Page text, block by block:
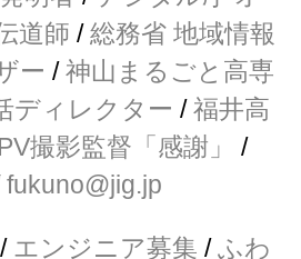
道師 /総務省 地域情報
ー /神山まるごと高専
ディレクター /福井高
PV撮影監督「感謝」
/
fukuno@jig.jp
/ エンジニア募集 /ふわ